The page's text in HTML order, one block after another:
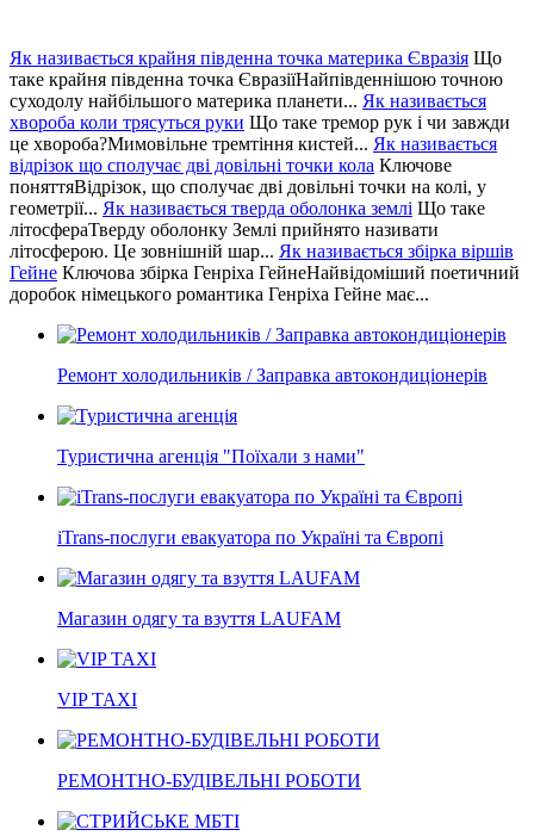
Як називається крайня південна точка материка Євразія Що
таке крайня південна точка ЄвразіїНайпівденнішою точною
суходолу найбільшого материка планети... Як називається
хвороба коли трясуться руки Що таке тремор рук і чи завжди
це хвороба?Мимовільне тремтіння кистей... Як називається
відрізок що сполучає дві довільні точки кола Ключове
поняттяВідрізок, що сполучає дві довільні точки на колі, у
геометрії... Як називається тверда оболонка землі Що таке
літосфераТверду оболонку Землі прийнято називати
літосферою. Це зовнішній шар... Як називається збірка віршів
Гейне Ключова збірка Генріха ГейнеНайвідоміший поетичний
доробок німецького романтика Генріха Гейне має...
Ремонт холодильників / Заправка автокондиціонерів
Туристична агенція "Поїхали з нами"
iTrans-послуги евакуатора по Україні та Європі
Магазин одягу та взуття LAUFAM
VIP TAXI
РЕМОНТНО-БУДІВЕЛЬНІ РОБОТИ